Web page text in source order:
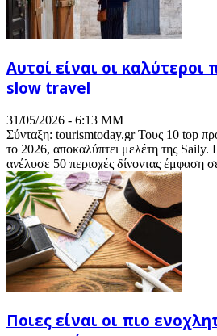
Αυτοί είναι οι καλύτεροι
slow travel
31/05/2026 - 6:13 ΜΜ
Σύνταξη: tourismtoday.gr Τους 10 top
το 2026, αποκαλύπτει μελέτη της Saily.
ανέλυσε 50 περιοχές δίνοντας έμφαση
Ποιες είναι οι πιο